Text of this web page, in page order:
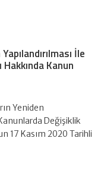
İle
Kanun
Yeniden
Kanunlarda Değişiklik
17 Kasım 2020 Tarihli